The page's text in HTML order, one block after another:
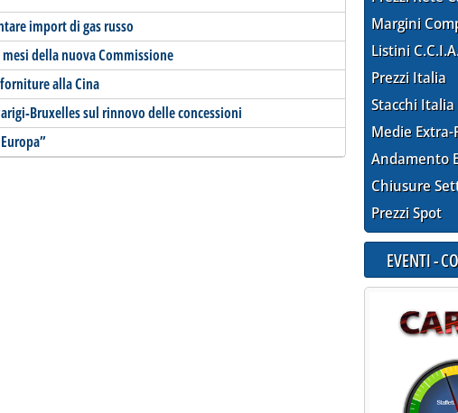
import di gas russo
della nuova Commissione
alla Cina
Bruxelles sul rinnovo delle concessioni
Margini
Listini
Prezzi Italia
Stacchi Italia
Medie Extra-
Andamento
Chiusure
Prezzi Spot
EVENTI -